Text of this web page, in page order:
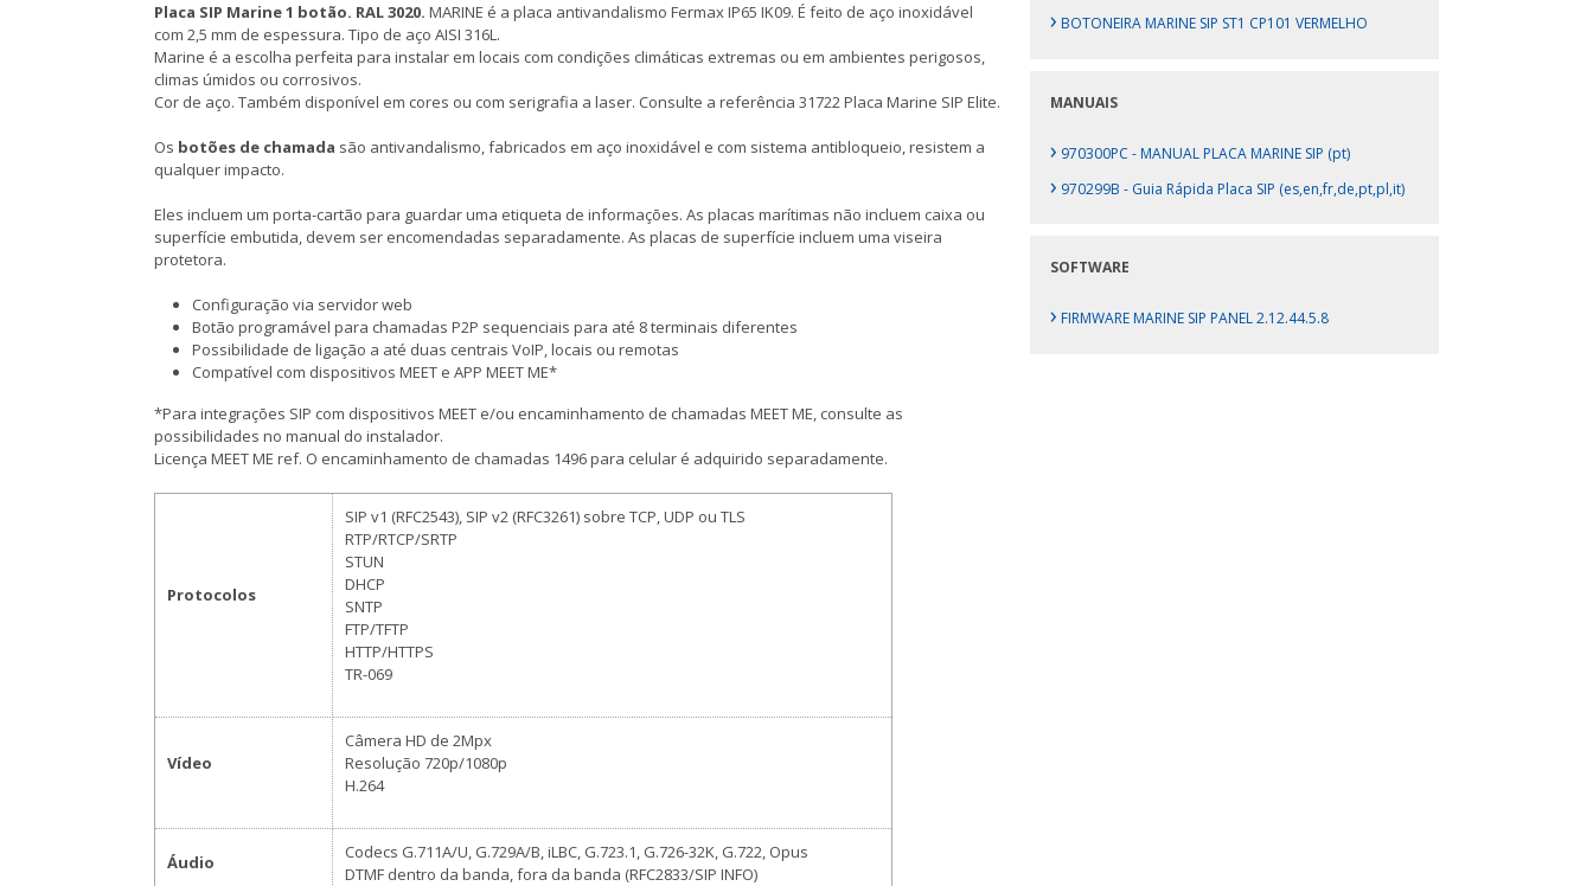
Placa SIP Marine 1 botão. RAL 3020. MARINE é a placa antivandalismo Fermax IP65 IK09. É feito de aço inoxidável
com 2,5 mm de espessura. Tipo de aço AISI 316L.
Marine é a escolha perfeita para instalar em locais com condições climáticas extremas ou em ambientes perigosos,
climas úmidos ou corrosivos.
Cor de aço. Também disponível em cores ou com serigrafia a laser. Consulte a referência 31722 Placa Marine SIP Elite.
Os botões de chamada são antivandalismo, fabricados em aço inoxidável e com sistema antibloqueio, resistem a
qualquer impacto.
Eles incluem um porta-cartão para guardar uma etiqueta de informações. As placas marítimas não incluem caixa ou
superfície embutida, devem ser encomendadas separadamente. As placas de superfície incluem uma viseira
protetora.
Configuração via servidor web
Botão programável para chamadas P2P sequenciais para até 8 terminais diferentes
Possibilidade de ligação a até duas centrais VoIP, locais ou remotas
Compatível com dispositivos MEET e APP MEET ME*
*Para integrações SIP com dispositivos MEET e/ou encaminhamento de chamadas MEET ME, consulte as
possibilidades no manual do instalador.
Licença MEET ME ref. O encaminhamento de chamadas 1496 para celular é adquirido separadamente.
Protocolos
SIP v1 (RFC2543), SIP v2 (RFC3261) sobre TCP, UDP ou TLS
RTP/RTCP/SRTP
STUN
DHCP
SNTP
FTP/TFTP
HTTP/HTTPS
TR-069
Vídeo
Câmera HD de 2Mpx
Resolução 720p/1080p
H.264
Áudio
Codecs G.711A/U, G.729A/B, iLBC, G.723.1, G.726-32K, G.722, Opus
DTMF dentro da banda, fora da banda (RFC2833/SIP INFO)
› BOTONEIRA MARINE SIP ST1 CP101 VERMELHO
MANUAIS
› 970300PC - MANUAL PLACA MARINE SIP (pt)
› 970299B - Guia Rápida Placa SIP (es,en,fr,de,pt,pl,it)
SOFTWARE
› FIRMWARE MARINE SIP PANEL 2.12.44.5.8